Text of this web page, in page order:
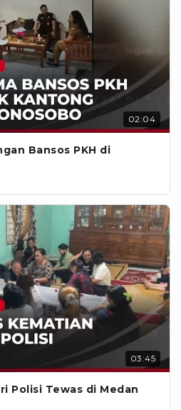
02:04
Bansos PKH di
03:45
Polisi Tewas di Medan